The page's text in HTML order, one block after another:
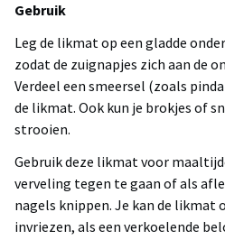
Gebruik
Leg de likmat op een gladde
zodat de zuignapjes zich aan de
Verdeel een smeersel (zoals
de likmat. Ook kun je brokjes of
strooien.
Gebruik deze likmat voor
verveling tegen te gaan of als
nagels knippen. Je kan de likmat
invriezen, als een verkoelende